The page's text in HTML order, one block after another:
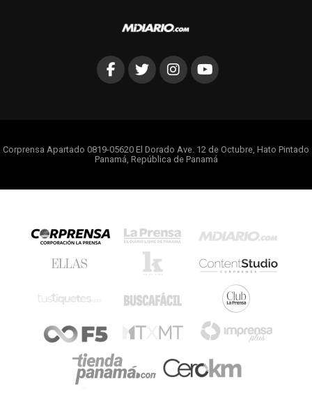
Corprensa Apartado 0819-05620 El Dorado Ave. 12 de Octubre, Hato Pintado
Panamá, República de Panamá